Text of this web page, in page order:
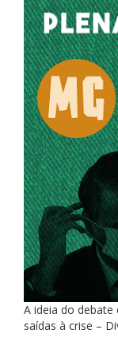
A ideia do
saídas à crise –